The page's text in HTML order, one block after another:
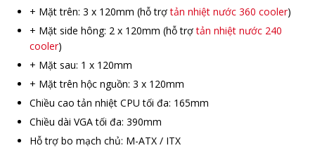
+ Mặt trên: 3 x 120mm (hỗ trợtản nhiệt nước 360 cooler)
+ Mặt side hông: 2 x 120mm (hỗ trợtản nhiệt nước 240
cooler)
+ Mặt sau: 1 x 120mm
+ Mặt trên hộc nguồn: 3 x 120mm
Chiều cao tản nhiệt CPU tối đa: 165mm
Chiều dài VGA tối đa: 390mm
Hỗ trợ bo mạch chủ: M-ATX / ITX